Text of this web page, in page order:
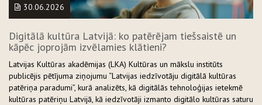
30.06.2026
Digitālā kultūra Latvijā: ko patērējam tiešsaistē un
kāpēc joprojām izvēlamies klātieni?
Latvijas Kultūras akadēmijas (LKA) Kultūras un mākslu institūts
publicējis pētījuma ziņojumu “Latvijas iedzīvotāju digitālā kultūras
patēriņa paradumi”, kurā analizēts, kā digitālās tehnoloģijas ietekmē
kultūras patēriņu Latvijā, kā iedzīvotāji izmanto digitālo kultūras saturu